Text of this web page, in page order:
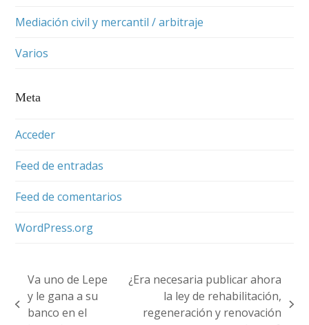
Mediación civil y mercantil / arbitraje
Varios
Meta
Acceder
Feed de entradas
Feed de comentarios
WordPress.org
previous
Va uno de Lepe
y le gana a su
banco en el
next
¿Era necesaria publicar ahora
la ley de rehabilitación,
regeneración y renovación